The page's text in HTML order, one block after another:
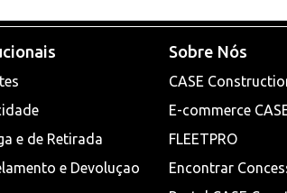
e de Retirada
e Devoluçao
Sobre Nós
CASE
E-commerce
FLEETPRO
Encontrar